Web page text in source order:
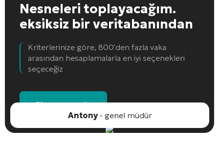
Nesneleri toplayacağım.
eksiksiz bir veritabanından
Kriterlerinize göre, 800'den fazla vaka
arasından hesaplamalarla en iyi seçenekleri
seçeceğiz
Bir nesne seçin
Antony- genel müdür